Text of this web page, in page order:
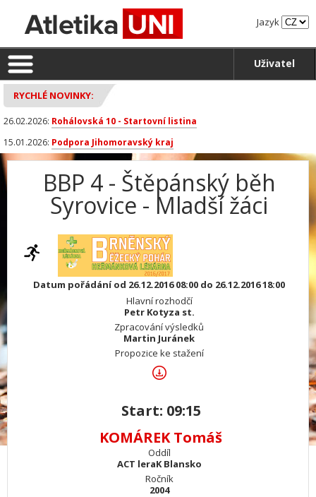
Jazyk
Uživatel
RYCHLÉ NOVINKY:
26.02.2026: Rohálovská 10 - Startovní listina
15.01.2026: Podpora Jihomoravský kraj
BBP 4 - Štěpánský běh
Syrovice - Mladší žáci
Datum pořádání od 26.12.2016 08:00 do 26.12.2016 18:00
Hlavní rozhodčí
Petr Kotyza st.
Zpracování výsledků
Martin Juránek
Propozice ke stažení
Start: 09:15
KOMÁREK Tomáš
Oddíl
ACT leraK Blansko
Ročník
2004